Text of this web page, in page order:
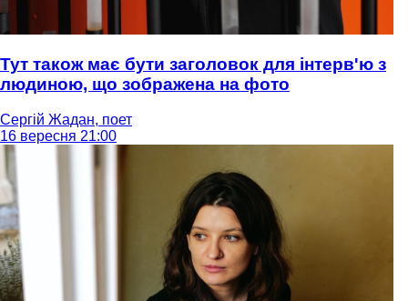
Тут також має бути заголовок для інтерв'ю з
людиною, що зображена на фото
Сергій Жадан, поет
16 вересня 21:00